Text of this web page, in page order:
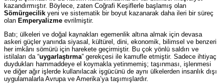
kazandırmıştır. Böylece, zaten Coğrafi Keşiflerle başlamış olan
Sömürgecilik yeni ve sistematik bir boyut kazanarak daha ileri bir süreç
olan Emperyalizme evrilmiştir.
Batı; ülkeleri ve doğal kaynakları egemenlik altına almak için devasa
askeri güçler yanında siyasal, kültürel, dini, ekonomik, bilimsel ve benzeri
her imkânı sömürü için harekete geçirmiştir. Bu çok yönlü saldırı ve
istilaları da “uygarlaştırma” gerekçesi ile kamufle etmiştir. Sadece ihtiyaç
duydukları hammaddeye el koymakla yetinmemiş; taşınması, işlenmesi
ve diğer ağır işlerde kullanılacak işgücünü de aynı ülkelerden insanlık dışı
uygulamalarla Avrupa ve Amerika’ya taşımışlardır.